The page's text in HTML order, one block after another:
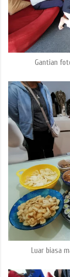
Gantian
Luar biasa